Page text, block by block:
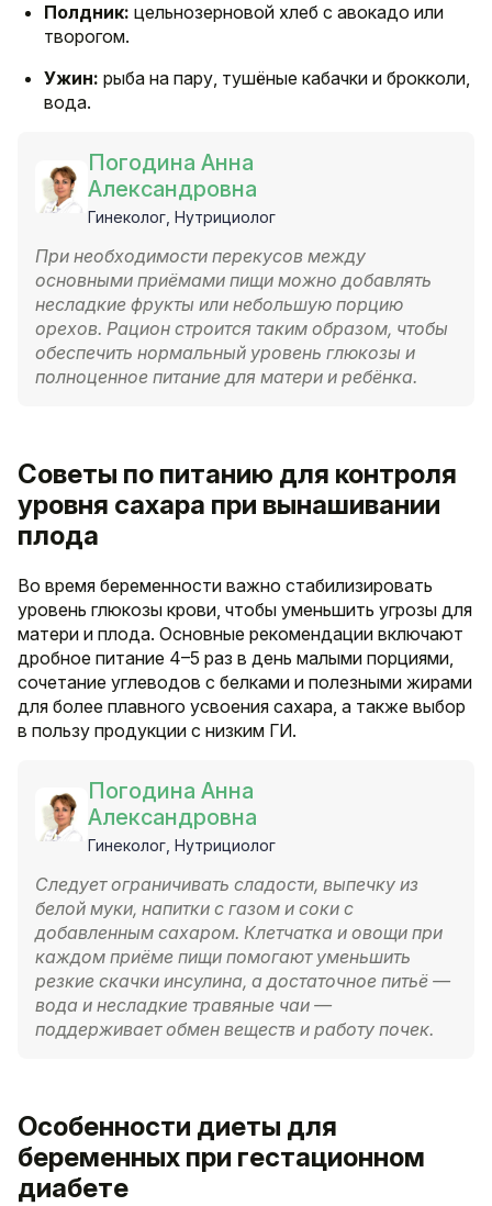
Полдник: цельнозерновой хлеб с авокадо или
творогом.
Ужин: рыба на пару, тушёные кабачки и брокколи,
вода.
Погодина Анна
Александровна
Гинеколог, Нутрициолог
При необходимости перекусов между
основными приёмами пищи можно добавлять
несладкие фрукты или небольшую порцию
орехов. Рацион строится таким образом, чтобы
обеспечить нормальный уровень глюкозы и
полноценное питание для матери и ребёнка.
Советы по питанию для контроля
уровня сахара при вынашивании
плода
Во время беременности важно стабилизировать
уровень глюкозы крови, чтобы уменьшить угрозы для
матери и плода. Основные рекомендации включают
дробное питание 4–5 раз в день малыми порциями,
сочетание углеводов с белками и полезными жирами
для более плавного усвоения сахара, а также выбор
в пользу продукции с низким ГИ.
Погодина Анна
Александровна
Гинеколог, Нутрициолог
Следует ограничивать сладости, выпечку из
белой муки, напитки с газом и соки с
добавленным сахаром. Клетчатка и овощи при
каждом приёме пищи помогают уменьшить
резкие скачки инсулина, а достаточное питьё —
вода и несладкие травяные чаи —
поддерживает обмен веществ и работу почек.
Особенности диеты для
беременных при гестационном
диабете